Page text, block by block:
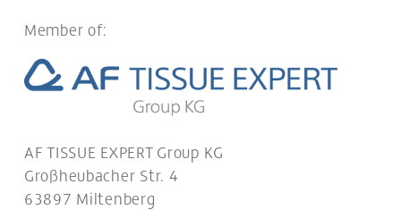
Member of:
AF TISSUE EXPERT Group KG
Großheubacher Str. 4
63897 Miltenberg